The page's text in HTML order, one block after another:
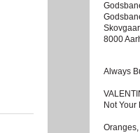
8000
Always
Not